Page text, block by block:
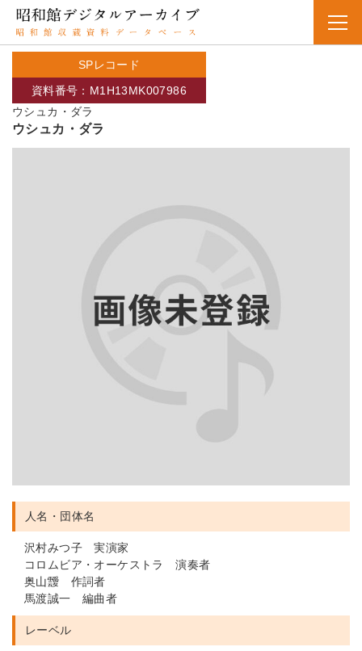
SPレコード
ウシュカ・ダラ
資料番号：M1H13MK007986
ウシュカ・ダラ
人名・団体名
沢村みつ子 実演家
コロムビア・オーケストラ 演奏者
奥山靉 作詞者
馬渡誠一 編曲者
レーベル